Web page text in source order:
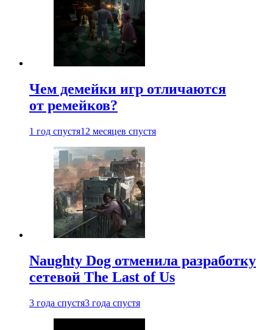
Чем демейки игр отличаются
от ремейков?
1 год спустя12 месяцев спустя
Naughty Dog отменила разработку
сетевой The Last of Us
3 года спустя3 года спустя